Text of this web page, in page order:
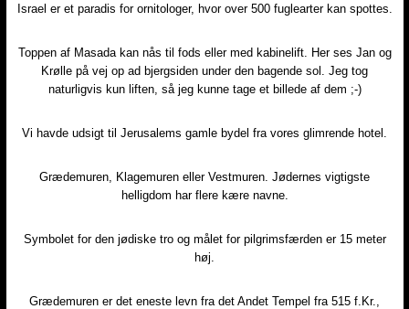
Israel er et paradis for ornitologer, hvor over 500 fuglearter kan spottes.​
Toppen af Masada kan nås til fods eller med kabinelift. Her ses Jan og
Krølle på vej op ad bjergsiden under den bagende sol. Jeg tog
naturligvis kun liften, så jeg kunne tage et billede af dem ;-)​
Vi havde udsigt til Jerusalems gamle bydel fra vores glimrende hotel.​
Grædemuren, Klagemuren eller Vestmuren. Jødernes vigtigste
helligdom har flere kære navne.​
Symbolet for den jødiske tro og målet for pilgrimsfærden er 15 meter
høj.​
Grædemuren er det eneste levn fra det Andet Tempel fra 515 f.Kr.,